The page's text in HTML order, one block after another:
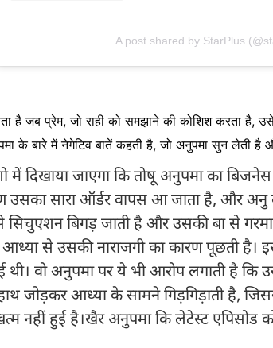
A post shared by StarPlus
है जब प्रेम, जो राही को समझाने की कोशिश करता
के बारे में नेगेटिव बातें कहती है, जो अनुपमा सुन लेती
में दिखाया जाएगा कि तोषू अनुपमा का
उसका सारा ऑर्डर वापस आ जाता है, और अनु
बिगड़ जाती है और उसकी बा से
आध्या से उसकी नाराजगी का कारण पूछती है।
थी। वो अनुपमा पर ये भी आरोप लगाती है
जोड़कर आध्या के सामने गिड़गिड़ाती है,
नहीं हुई है।खैर अनुपमा कि लेटेस्ट एपिसोड